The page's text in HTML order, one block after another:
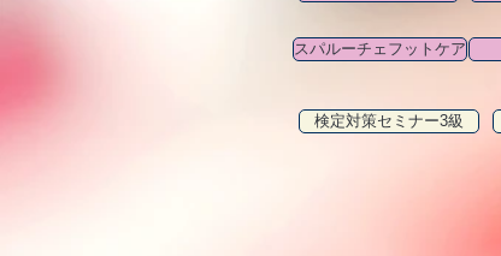
スパルーチェフットケア
検定対策セミナー3級